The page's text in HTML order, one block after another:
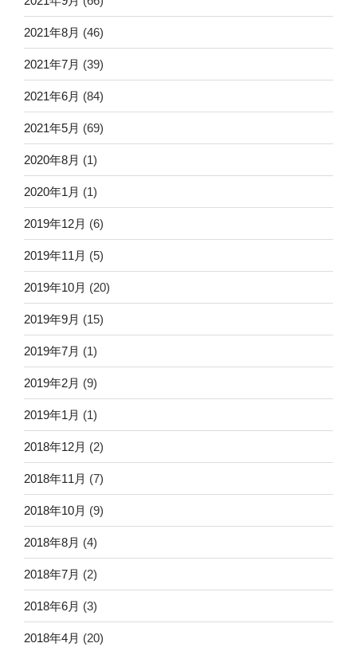
2021年8月 (46)
2021年7月 (39)
2021年6月 (84)
2021年5月 (69)
2020年8月 (1)
2020年1月 (1)
2019年12月 (6)
2019年11月 (5)
2019年10月 (20)
2019年9月 (15)
2019年7月 (1)
2019年2月 (9)
2019年1月 (1)
2018年12月 (2)
2018年11月 (7)
2018年10月 (9)
2018年8月 (4)
2018年7月 (2)
2018年6月 (3)
2018年4月 (20)